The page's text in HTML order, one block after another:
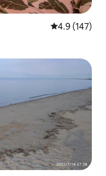
Calificación
4.9 (147)